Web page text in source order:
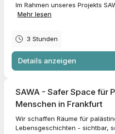
Im Rahmen unseres Projekts
Mehr lesen
3 Stunden
Details anzeigen
SAWA - Safer Space für
Menschen in Frankfurt
Wir schaffen Räume für
Lebensgeschichten - sichtbar,